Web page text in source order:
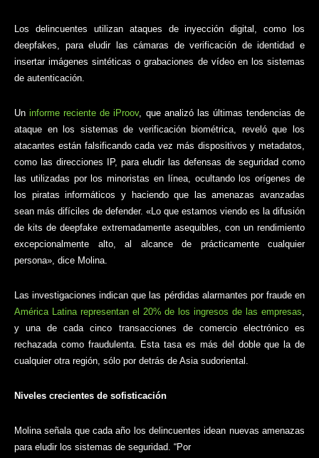
Los delincuentes utilizan ataques de inyección digital, como los
deepfakes, para eludir las cámaras de verificación de identidad e
insertar imágenes sintéticas o grabaciones de vídeo en los sistemas
de autenticación.
Uninforme reciente de iProov, que analizó las últimas tendencias de
ataque en los sistemas de verificación biométrica, reveló que los
atacantes están falsificando cada vez más dispositivos y metadatos,
como las direcciones IP, para eludir las defensas de seguridad como
las utilizadas por los minoristas en línea, ocultando los orígenes de
los piratas informáticos y haciendo que las amenazas avanzadas
sean más difíciles de defender. «Lo que estamos viendo es la difusión
de kits de deepfake extremadamente asequibles, con un rendimiento
excepcionalmente alto, al alcance de prácticamente cualquier
persona», dice Molina.
Las investigaciones indican que las pérdidas alarmantes por fraude en
América Latina representan el 20% de los ingresos de las empresas
y una de cada cinco transacciones de comercio electrónico es
rechazada como fraudulenta. Esta tasa es más del doble que la de
cualquier otra región, sólo por detrás de Asia sudoriental.
Niveles crecientes de sofisticación
Molina señala que cada año los delincuentes idean nuevas amenazas
para eludir los sistemas de seguridad. “Por